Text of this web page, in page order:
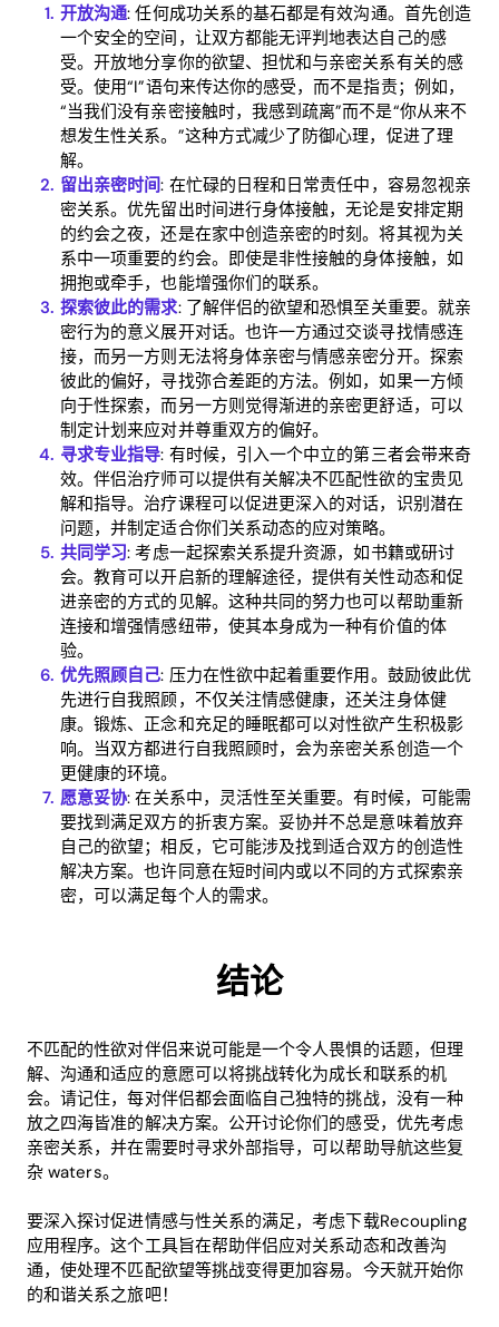
Home
Blog
Download
开放沟通: 任何成功关系的基石都是有效沟通。首先创造
一个安全的空间，让双方都能无评判地表达自己的感
受。开放地分享你的欲望、担忧和与亲密关系有关的感
受。使用“I”语句来传达你的感受，而不是指责；例如，
“当我们没有亲密接触时，我感到疏离”而不是“你从来不
想发生性关系。”这种方式减少了防御心理，促进了理
解。
留出亲密时间: 在忙碌的日程和日常责任中，容易忽视亲
密关系。优先留出时间进行身体接触，无论是安排定期
的约会之夜，还是在家中创造亲密的时刻。将其视为关
系中一项重要的约会。即使是非性接触的身体接触，如
拥抱或牵手，也能增强你们的联系。
探索彼此的需求: 了解伴侣的欲望和恐惧至关重要。就亲
密行为的意义展开对话。也许一方通过交谈寻找情感连
接，而另一方则无法将身体亲密与情感亲密分开。探索
彼此的偏好，寻找弥合差距的方法。例如，如果一方倾
向于性探索，而另一方则觉得渐进的亲密更舒适，可以
制定计划来应对并尊重双方的偏好。
寻求专业指导: 有时候，引入一个中立的第三者会带来奇
效。伴侣治疗师可以提供有关解决不匹配性欲的宝贵见
解和指导。治疗课程可以促进更深入的对话，识别潜在
问题，并制定适合你们关系动态的应对策略。
共同学习: 考虑一起探索关系提升资源，如书籍或研讨
会。教育可以开启新的理解途径，提供有关性动态和促
进亲密的方式的见解。这种共同的努力也可以帮助重新
连接和增强情感纽带，使其本身成为一种有价值的体
验。
优先照顾自己: 压力在性欲中起着重要作用。鼓励彼此优
先进行自我照顾，不仅关注情感健康，还关注身体健
康。锻炼、正念和充足的睡眠都可以对性欲产生积极影
响。当双方都进行自我照顾时，会为亲密关系创造一个
更健康的环境。
愿意妥协: 在关系中，灵活性至关重要。有时候，可能需
要找到满足双方的折衷方案。妥协并不总是意味着放弃
自己的欲望；相反，它可能涉及找到适合双方的创造性
解决方案。也许同意在短时间内或以不同的方式探索亲
密，可以满足每个人的需求。
结论
不匹配的性欲对伴侣来说可能是一个令人畏惧的话题，但理
解、沟通和适应的意愿可以将挑战转化为成长和联系的机
会。请记住，每对伴侣都会面临自己独特的挑战，没有一种
放之四海皆准的解决方案。公开讨论你们的感受，优先考虑
亲密关系，并在需要时寻求外部指导，可以帮助导航这些复
杂 waters。
要深入探讨促进情感与性关系的满足，考虑下载Recoupling
应用程序。这个工具旨在帮助伴侣应对关系动态和改善沟
通，使处理不匹配欲望等挑战变得更加容易。今天就开始你
的和谐关系之旅吧！